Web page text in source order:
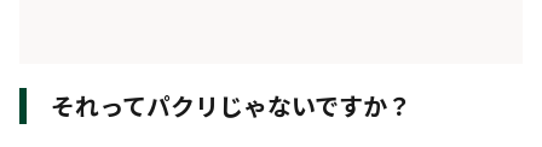
それってパクリじゃないですか？